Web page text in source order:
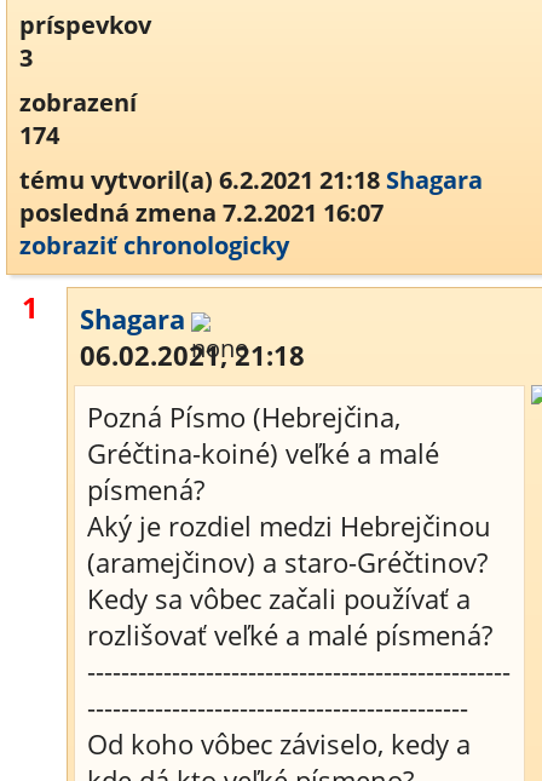
príspevkov
3
zobrazení
174
tému vytvoril(a) 6.2.2021 21:18 Shagara
posledná zmena 7.2.2021 16:07
zobraziť chronologicky
1
Shagara
06.02.2021, 21:18
Pozná Písmo (Hebrejčina,
Gréčtina-koiné) veľké a malé
písmená?
Aký je rozdiel medzi Hebrejčinou
(aramejčinov) a staro-Gréčtinov?
Kedy sa vôbec začali používať a
rozlišovať veľké a malé písmená?
--------------------------------------------------
---------------------------------------------
Od koho vôbec záviselo, kedy a